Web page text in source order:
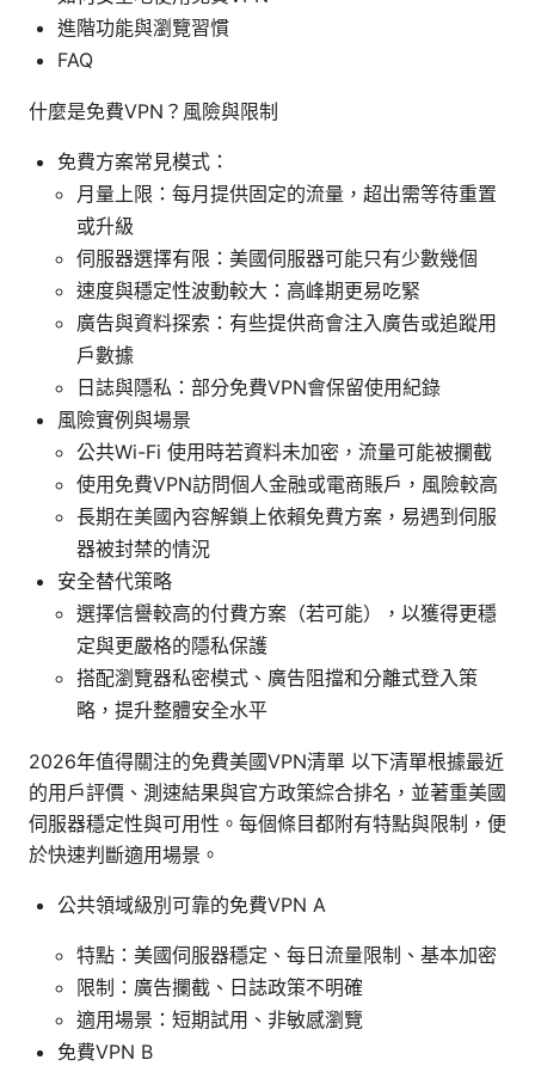
進階功能與瀏覽習慣
FAQ
什麼是免費VPN？風險與限制
免費方案常見模式：
月量上限：每月提供固定的流量，超出需等待重置
或升級
伺服器選擇有限：美國伺服器可能只有少數幾個
速度與穩定性波動較大：高峰期更易吃緊
廣告與資料探索：有些提供商會注入廣告或追蹤用
戶數據
日誌與隱私：部分免費VPN會保留使用紀錄
風險實例與場景
公共Wi-Fi 使用時若資料未加密，流量可能被攔截
使用免費VPN訪問個人金融或電商賬戶，風險較高
長期在美國內容解鎖上依賴免費方案，易遇到伺服
器被封禁的情況
安全替代策略
選擇信譽較高的付費方案（若可能），以獲得更穩
定與更嚴格的隱私保護
搭配瀏覽器私密模式、廣告阻擋和分離式登入策
略，提升整體安全水平
2026年值得關注的免費美國VPN清單 以下清單根據最近
的用戶評價、測速結果與官方政策綜合排名，並著重美國
伺服器穩定性與可用性。每個條目都附有特點與限制，便
於快速判斷適用場景。
公共領域級別可靠的免費VPN A
特點：美國伺服器穩定、每日流量限制、基本加密
限制：廣告攔截、日誌政策不明確
適用場景：短期試用、非敏感瀏覽
免費VPN B